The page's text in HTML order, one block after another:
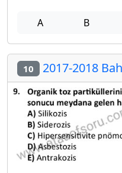
A B
10 2017-2018